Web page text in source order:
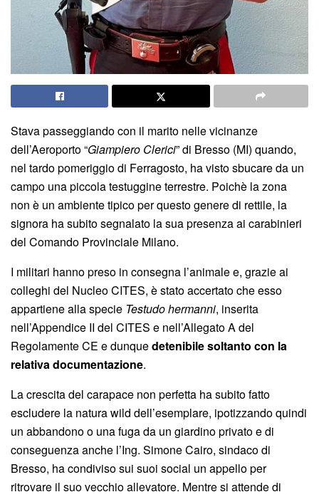
Stava passeggiando con il marito nelle vicinanze
dell’Aeroporto “Giampiero Clerici” di Bresso (MI) quando,
nel tardo pomeriggio di Ferragosto, ha visto sbucare da un
campo una piccola testuggine terrestre. Poichè la zona
non è un ambiente tipico per questo genere di rettile, la
signora ha subito segnalato la sua presenza ai carabinieri
del Comando Provinciale Milano.
I militari hanno preso in consegna l’animale e, grazie ai
colleghi del Nucleo CITES, è stato accertato che esso
appartiene alla specie Testudo hermanni, inserita
nell’Appendice II del CITES e nell’Allegato A del
Regolamente CE e dunquedetenibile soltanto con la
relativa documentazione.
La crescita del carapace non perfetta ha subito fatto
escludere la natura wild dell’esemplare, ipotizzando quindi
un abbandono o una fuga da un giardino privato e di
conseguenza anche l’Ing. Simone Cairo, sindaco di
Bresso, ha condiviso sui suoi social un appello per
ritrovare il suo vecchio allevatore. Mentre si attende di